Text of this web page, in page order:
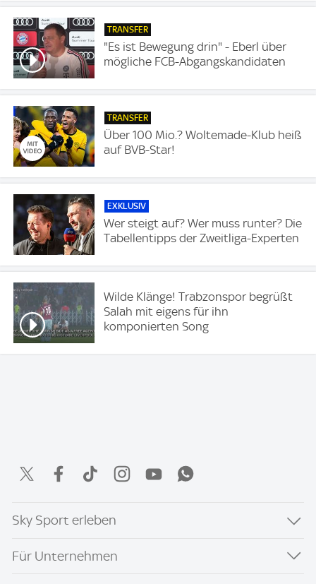
TRANSFER
"Es ist Bewegung drin" - Eberl über
mögliche FCB-Abgangskandidaten
TRANSFER
Über 100 Mio.? Woltemade-Klub heiß
auf BVB-Star!
EXKLUSIV
Wer steigt auf? Wer muss runter? Die
Tabellentipps der Zweitliga-Experten
Wilde Klänge! Trabzonspor begrüßt
Salah mit eigens für ihn
komponierten Song
Sky Sport erleben
Für Unternehmen